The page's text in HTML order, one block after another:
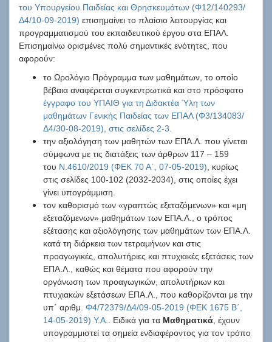
του Υπουργείου Παιδείας και Θρησκευμάτων (Φ12/140293/
Δ4/10-09-2019) επισημαίνει το πλαίσιο λειτουργίας και
προγραμματισμού του εκπαιδευτικού έργου στα ΕΠΑΛ.
Επισημαίνω ορισμένες πολύ σημαντικές ενότητες, που
αφορούν:
το Ωρολόγιο Πρόγραμμα των μαθημάτων, το οποίο
βέβαια αναφέρεται συγκεντρωτικά και στο πρόσφατο
έγγραφο του ΥΠΑΙΘ για τη Διδακτέα Ύλη των
μαθημάτων Γενικής Παιδείας των ΕΠΑΛ (Φ3/134083/
Δ4/30-08-2019), στις σελίδες 2-3.
την αξιολόγηση των μαθητών των ΕΠΑ.Λ. που γίνεται
σύμφωνα με τις διατάξεις των άρθρων 117 – 159
του Ν.4610/2019 (ΦΕΚ 70 Α΄, 07-05-2019) , κυρίως
στις σελίδες 100-102 (2032-2034), στις οποίες έχει
γίνει υπογράμμιση.
τον καθορισμό των «γραπτώς εξεταζόμενων» και «μη
εξεταζόμενων» μαθημάτων των ΕΠΑ.Λ., ο τρόπος
εξέτασης και αξιολόγησης των μαθημάτων των ΕΠΑ.Λ.
κατά τη διάρκεια των τετραμήνων και στις
προαγωγικές, απολυτήριες και πτυχιακές εξετάσεις των
ΕΠΑ.Λ., καθώς και θέματα που αφορούν την
οργάνωση των προαγωγικών, απολυτήριων και
πτυχιακών εξετάσεων ΕΠΑ.Λ., που καθορίζονται με την
υπ΄ αριθμ. Φ4/72379/Δ4/09-05-2019 (ΦΕΚ 1675 Β΄,
14-05-2019) Υ.Α.
. Ειδικά για τα Μαθηματικά , έχουν
υπογραμμιστεί τα σημεία ενδιαφέροντος για τον τρόπο